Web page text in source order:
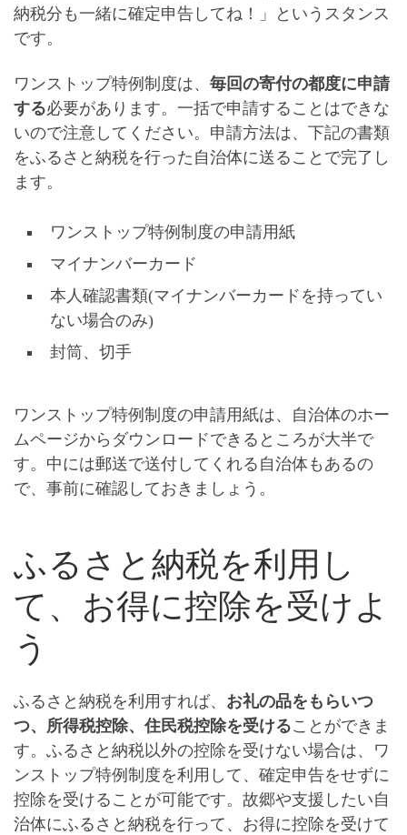
納税分も一緒に確定申告してね！
」というスタンス
です。
ワンストップ特例制度は、 毎回の寄付の都度に申請
する必要があります。一括で申請することはできな
いので注意してください。申請方法は、下記の書類
をふるさと納税を行った自治体に送ることで完了し
ます。
ワンストップ特例制度の申請用紙
マイナンバーカード
本人確認書類(マイナンバーカードを持ってい
ない場合のみ)
封筒、切手
ワンストップ特例制度の申請用紙は、自治体のホー
ムページからダウンロードできるところが大半で
す。中には郵送で送付してくれる自治体もあるの
で、事前に確認しておきましょう。
ふるさと納税を利用し
て、お得に控除を受けよ
う
ふるさと納税を利用すれば、 お礼の品をもらいつ
つ、所得税控除、住民税控除を受けることができま
す。ふるさと納税以外の控除を受けない場合は、 ワ
ンストップ特例制度を利用して、確定申告をせずに
控除を受けることが可能です。故郷や支援したい自
治体にふるさと納税を行って、お得に控除を受けて